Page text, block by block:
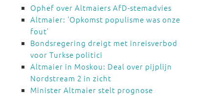
Ophef over Altmaiers AfD-stemadvies
Altmaier: ‘Opkomst populisme was onze
fout’
Bondsregering dreigt met inreisverbod
voor Turkse politici
Altmaier in Moskou: Deal over pijplijn
Nordstream 2 in zicht
Minister Altmaier stelt prognose